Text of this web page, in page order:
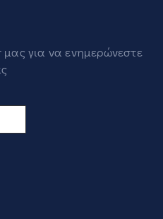
για να ενημερώνεστε